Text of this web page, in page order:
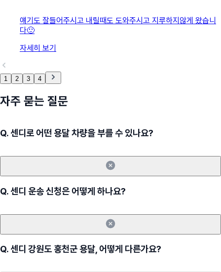
얘기도 잘들어주시고 내릴때도 도와주시고 지루하지않게 왔습니
다🙂
자세히 보기
1 2 3 4
자주 묻는 질문
Q.센디로 어떤 용달 차량을 부를 수 있나요?
Q.센디 운송 신청은 어떻게 하나요?
Q.센디 강원도 홍천군 용달, 어떻게 다른가요?